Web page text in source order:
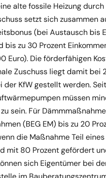
alte fossile Heizung
setzt sich zusammen
(bei Austausch bis
zu 30 Prozent
Euro). Die förderfähigen
Zuschuss liegt damit bei
KfW gestellt werden.
müssen
sein. Für
(BEG EM) bis zu 20
die Maßnahme Teil
mit 80 Prozent gefördert
sich Eigentümer bei